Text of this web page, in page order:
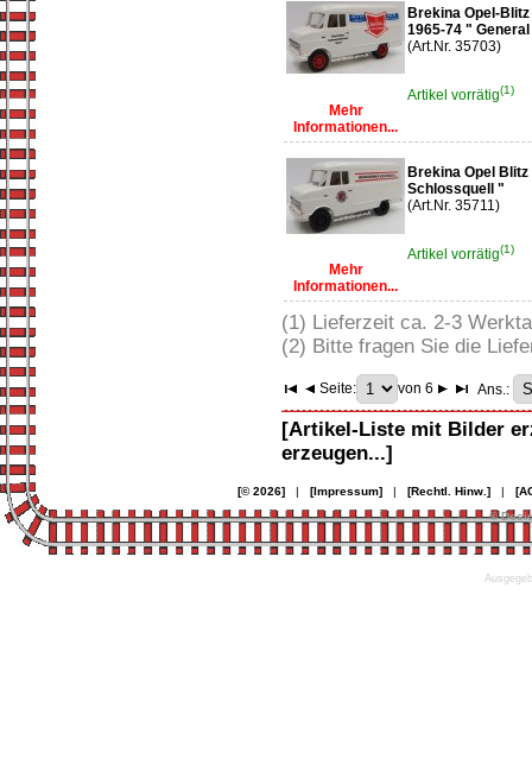
Mehr
Informationen...
Brekina Opel-
1965-74 "
(Art.Nr. 35703)
Artikel vorrätig(1)
Mehr
Informationen...
Brekina Opel
Schlossquell "
(Art.Nr. 35711)
Artikel vorrätig(1)
(1) Lieferzeit ca. 2-3
(2) Bitte fragen Sie die
Seite: von 6 Ans.:
[Artikel-Liste mit Bilder
erzeugen...]
[© 2026]| [Impressum]| [Rechtl. Hinw.]|
©